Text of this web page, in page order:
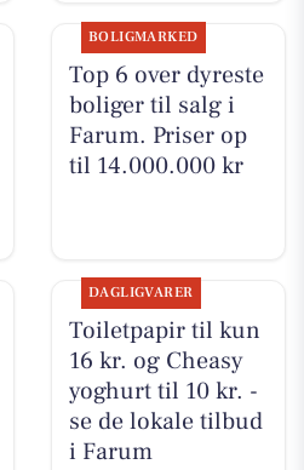
BOLIGMARKED
Top 6 over dyreste
boliger til salg i
Farum. Priser op
til 14.000.000 kr
DAGLIGVARER
Toiletpapir til kun
16 kr. og Cheasy
yoghurt til 10 kr. -
se de lokale tilbud
i Farum